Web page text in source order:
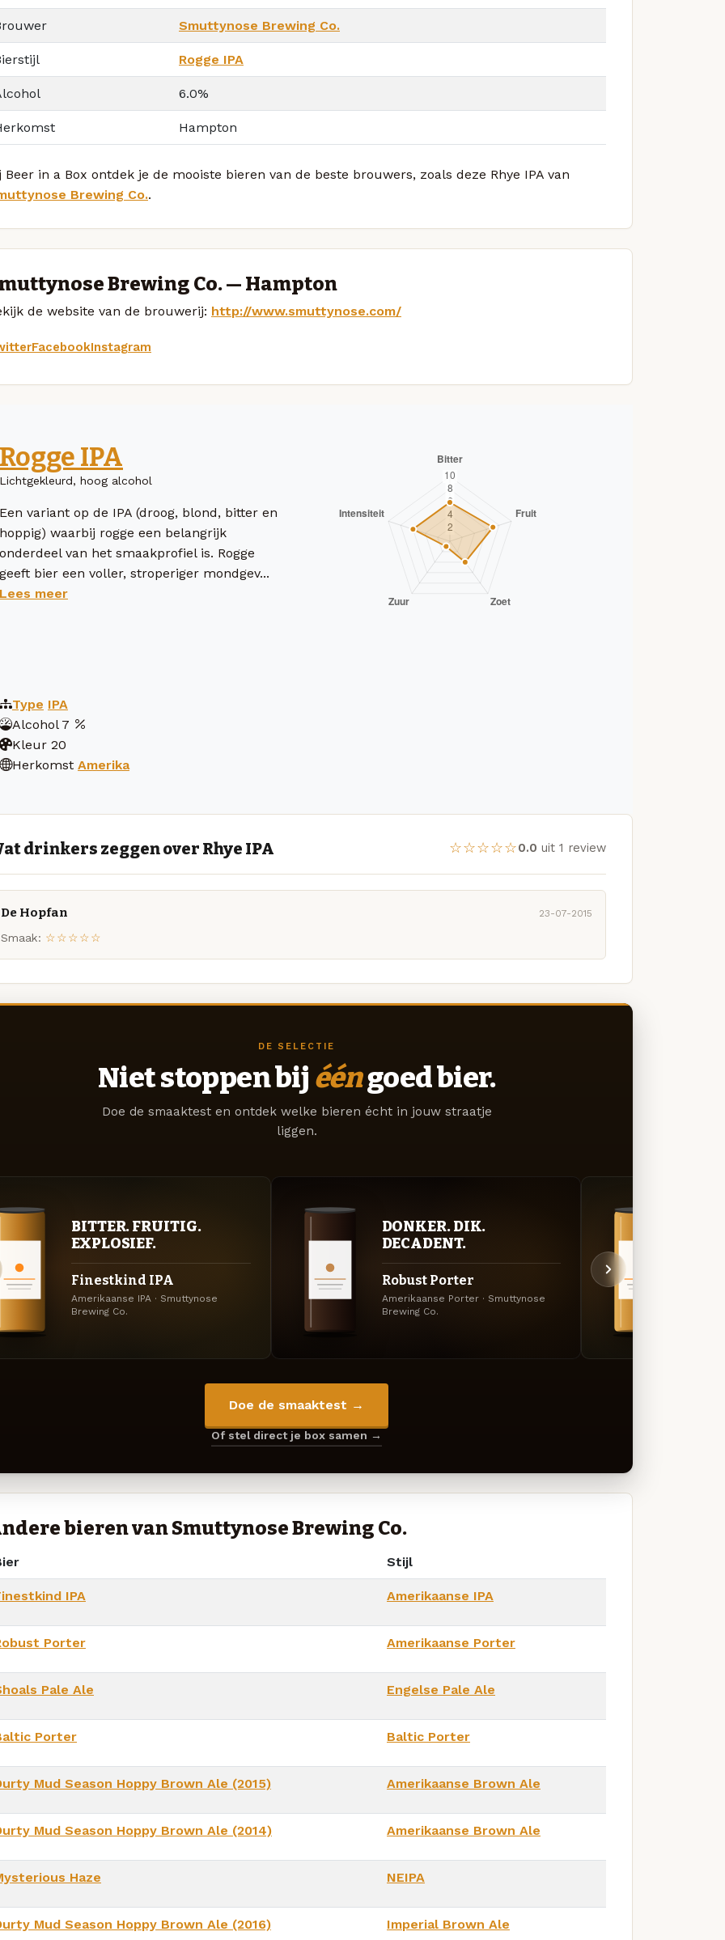
Smuttynose Brewing Co.
Rogge IPA
6.0%
Hampton
Beer in a Box ontdek je de mooiste bieren van de beste brouwers, zoals deze Rhye IPA van
Brewing Co..
Brewing Co. — Hampton
de website van de brouwerij: http://www.smuttynose.com/
FacebookInstagram
Rogge IPA
Lichtgekleurd, hoog alcohol
Een variant op de IPA (droog, blond, bitter en
hoppig) waarbij rogge een belangrijk
onderdeel van het smaakprofiel is. Rogge
geeft bier een voller, stroperiger mondgev...
Lees meer
Type IPA
Alcohol 7
Kleur 20
Herkomst Amerika
drinkers zeggen over Rhye IPA ☆☆☆☆☆0.0 uit 1 review
De Hopfan 23-07-2015
Smaak: ☆☆☆☆☆
DE SELECTIE
Niet stoppen bij ééngoed bier.
Doe de smaaktest en ontdek welke bieren écht in jouw straatje
liggen.
BITTER. FRUITIG.
EXPLOSIEF.
Finestkind IPA
Amerikaanse IPA · Smuttynose
Brewing Co.
DONKER. DIK.
DECADENT.
Robust Porter
Amerikaanse Porter · Smuttynose
Brewing Co.
Doe de smaaktest →
Of stel direct je box samen →
bieren van Smuttynose Brewing Co.
Stijl
IPA Amerikaanse IPA
Porter Amerikaanse Porter
Pale Ale Engelse Pale Ale
Porter Baltic Porter
Mud Season Hoppy Brown Ale (2015) Amerikaanse Brown Ale
Mud Season Hoppy Brown Ale (2014) Amerikaanse Brown Ale
Haze NEIPA
Mud Season Hoppy Brown Ale (2016) Imperial Brown Ale